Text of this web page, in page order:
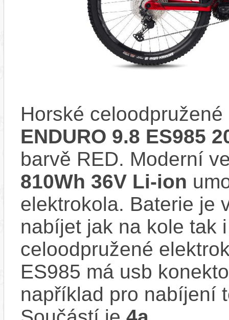
Horské
ENDURO 9.8 ES985
barvě RED. Moderní
810Wh 36V Li-ion
elektrokola. Baterie je
nabíjet jak na kole tak
celoodpružené
ES985 má usb
například pro nabíjení